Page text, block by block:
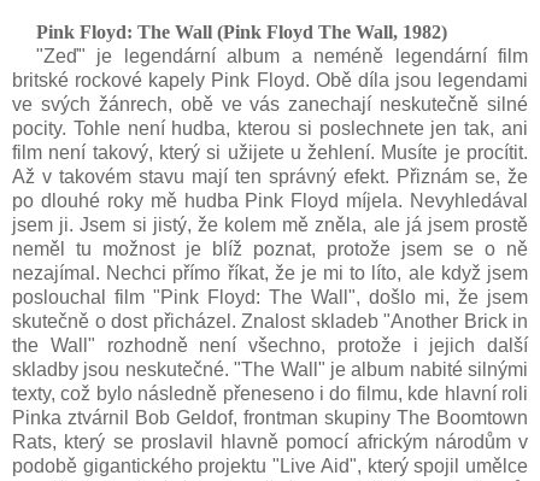
Pink Floyd: The Wall (Pink Floyd The Wall, 1982)
"Zeď" je legendární album a neméně legendární film
britské rockové kapely Pink Floyd. Obě díla jsou legendami
ve svých žánrech, obě ve vás zanechají neskutečně silné
pocity. Tohle není hudba, kterou si poslechnete jen tak, ani
film není takový, který si užijete u žehlení. Musíte je procítit.
Až v takovém stavu mají ten správný efekt. Přiznám se, že
po dlouhé roky mě hudba Pink Floyd míjela. Nevyhledával
jsem ji. Jsem si jistý, že kolem mě zněla, ale já jsem prostě
neměl tu možnost je blíž poznat, protože jsem se o ně
nezajímal. Nechci přímo říkat, že je mi to líto, ale když jsem
poslouchal film "Pink Floyd: The Wall", došlo mi, že jsem
skutečně o dost přicházel. Znalost skladeb "Another Brick in
the Wall" rozhodně není všechno, protože i jejich další
skladby jsou neskutečné. "The Wall" je album nabité silnými
texty, což bylo následně přeneseno i do filmu, kde hlavní roli
Pinka ztvárnil Bob Geldof, frontman skupiny The Boomtown
Rats, který se proslavil hlavně pomocí africkým národům v
podobě gigantického projektu "Live Aid", který spojil umělce